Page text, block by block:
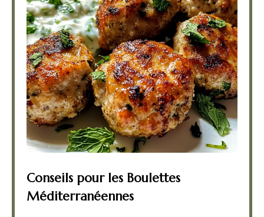
Conseils pour les Boulettes
Méditerranéennes